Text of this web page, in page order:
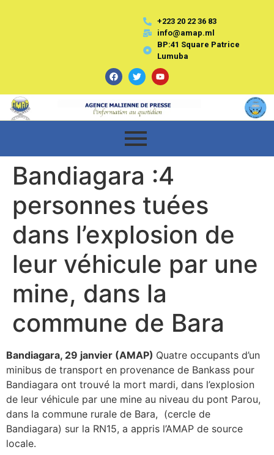
+223 20 22 36 83
info@amap.ml
BP:41 Square Patrice
Lumuba
Bandiagara :4
personnes tuées
dans l’explosion de
leur véhicule par une
mine, dans la
commune de Bara
Bandiagara, 29 janvier (AMAP) Quatre occupants d’un
minibus de transport en provenance de Bankass pour
Bandiagara ont trouvé la mort mardi, dans l’explosion
de leur véhicule par une mine au niveau du pont Parou,
dans la commune rurale de Bara, (cercle de
Bandiagara) sur la RN15, a appris l’AMAP de source
locale.